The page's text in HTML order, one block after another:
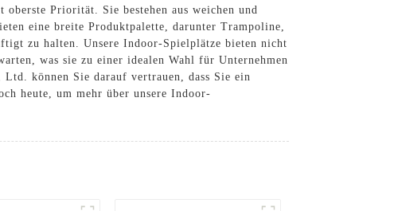
Priorität. Sie bestehen aus weichen und
eine breite Produktpalette, darunter Trampoline,
zu halten. Unsere Indoor-Spielplätze bieten nicht
was sie zu einer idealen Wahl für Unternehmen
können Sie darauf vertrauen, dass Sie ein
heute, um mehr über unsere Indoor-